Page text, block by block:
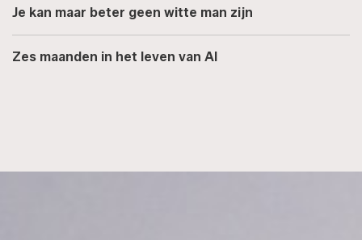
Je kan maar beter geen witte man zijn
Zes maanden in het leven van AI